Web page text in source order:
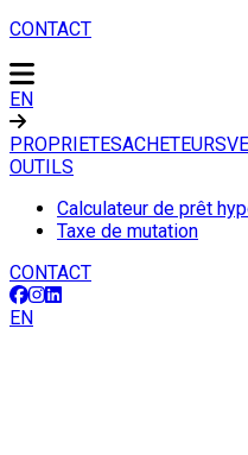
CONTACT
EN
PROPRIETESACHETEURS
OUTILS
Calculateur de prêt
Taxe de mutation
CONTACT
EN